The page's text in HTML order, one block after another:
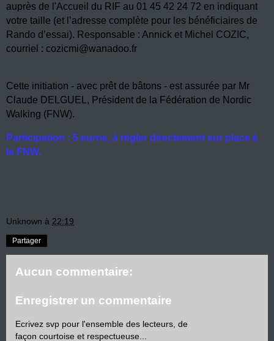
auprès de l'Accueil du RIF au 01 45 42 24 72 en indiquant
votre taille (et l’adresse complète pour les bénéficiaires de
Rando d’essai). Responsable : Annick et Michel COZIC,
courriel : cozicmi@wanadoo.fr
Cette initiation - avec prêt de bâtons - est assurée par Mr
Claude DELGUEL, Président de la Fédération de Nordic
Walking (FNW).
Participation : 5 euros, à régler directement sur place à
la FNW.
Unknown à 22:19
Partager
Aucun commentaire:
Enregistrer un commentaire
Ecrivez svp pour l'ensemble des lecteurs, de
façon courtoise et respectueuse...